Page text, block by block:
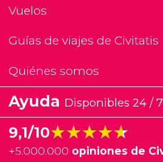
Vuelos
Guías de viajes de Civitatis
Quiénes somos
Ayuda Disponibles 24 / 7
9,1/10★★★★★
★★★★★
+5.000.000 opiniones de